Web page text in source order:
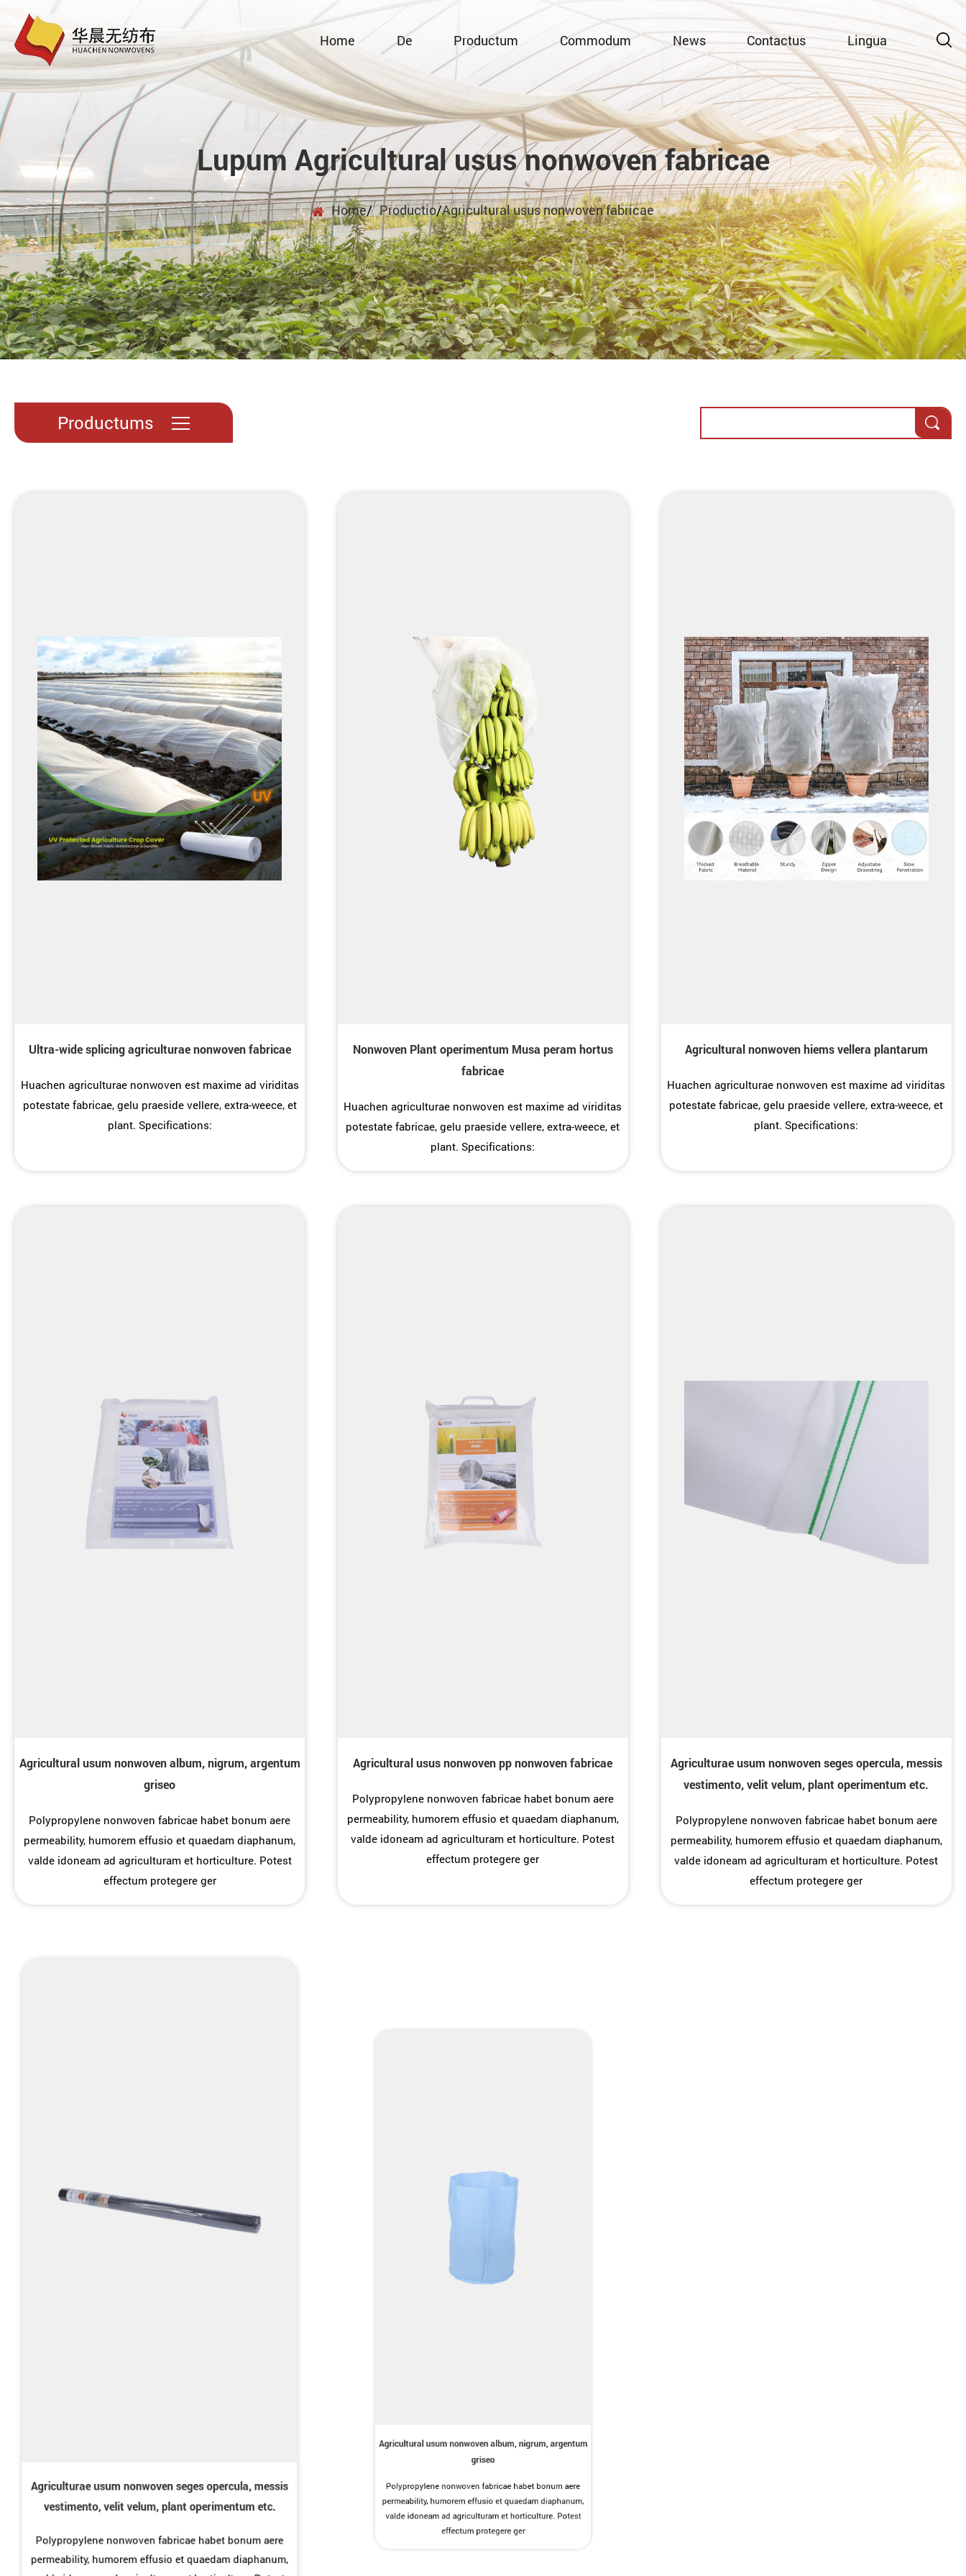
Home De Productum Commodum News Contactus Lingua
Lupum Agricultural usus nonwoven fabricae
Home/ Productio/Agricultural usus nonwoven fabricae
Productums
Ultra-wide splicing agriculturae nonwoven fabricae
Huachen agriculturae nonwoven est maxime ad viriditas
potestate fabricae, gelu praeside vellere, extra-weece, et
plant. Specifications:
Nonwoven Plant operimentum Musa peram hortus
fabricae
Huachen agriculturae nonwoven est maxime ad viriditas
potestate fabricae, gelu praeside vellere, extra-weece, et
plant. Specifications:
Agricultural nonwoven hiems vellera plantarum
Huachen agriculturae nonwoven est maxime ad viriditas
potestate fabricae, gelu praeside vellere, extra-weece, et
plant. Specifications:
Agricultural usum nonwoven album, nigrum, argentum
griseo
Polypropylene nonwoven fabricae habet bonum aere
permeability, humorem effusio et quaedam diaphanum,
valde idoneam ad agriculturam et horticulture. Potest
effectum protegere ger
Agricultural usus nonwoven pp nonwoven fabricae
Polypropylene nonwoven fabricae habet bonum aere
permeability, humorem effusio et quaedam diaphanum,
valde idoneam ad agriculturam et horticulture. Potest
effectum protegere ger
Agriculturae usum nonwoven seges opercula, messis
vestimento, velit velum, plant operimentum etc.
Polypropylene nonwoven fabricae habet bonum aere
permeability, humorem effusio et quaedam diaphanum,
valde idoneam ad agriculturam et horticulture. Potest
effectum protegere ger
Agriculturae usum nonwoven seges opercula, messis
vestimento, velit velum, plant operimentum etc.
Polypropylene nonwoven fabricae habet bonum aere
Agricultural usum nonwoven album, nigrum, argentum
griseo